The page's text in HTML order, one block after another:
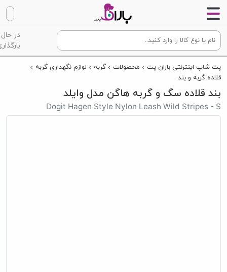
در حال
پت شاپ اینترنتی باران پت محصولات گربه
لوازم نگهداری گربه
قلاده گربه و بند
بند قلاده سگ و گربه هاگن مدل وایلد
Dogit Hagen Style Nylon Leash Wild Stripes - S